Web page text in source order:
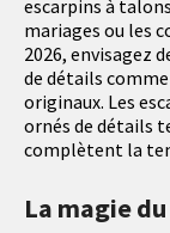
escarpins à
mariages ou les
2026, envisagez
de détails
originaux. Les
ornés de détails
complètent la
La magie